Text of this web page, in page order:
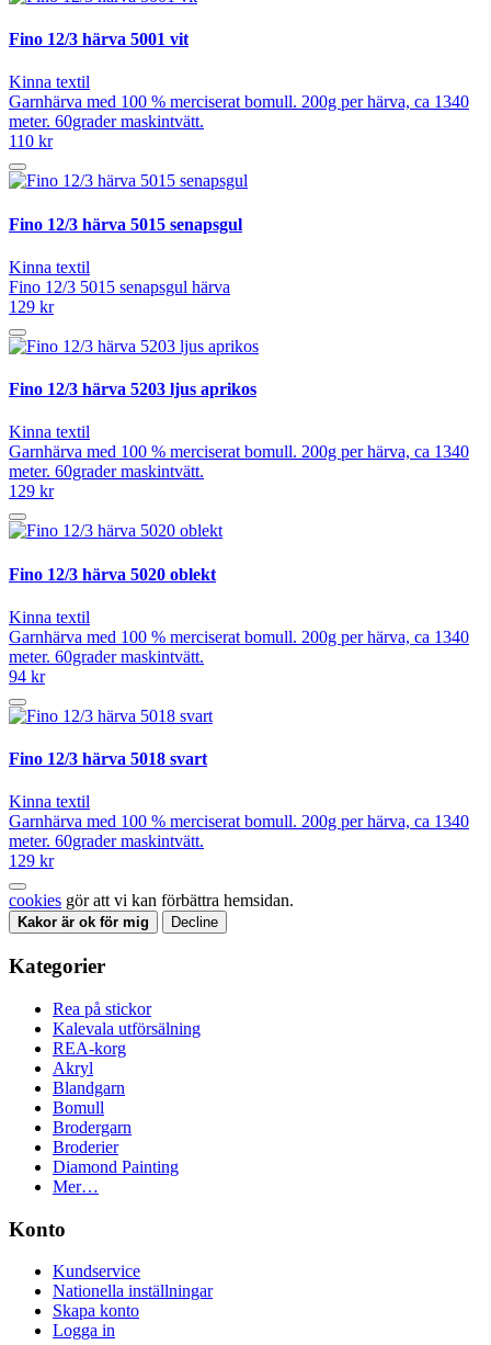
Fino 12/3 härva 5001 vit
Kinna textil
Garnhärva med 100 % merciserat bomull. 200g per härva, ca 1340
meter. 60grader maskintvätt.
110 kr
Fino 12/3 härva 5015 senapsgul
Kinna textil
Fino 12/3 5015 senapsgul härva
129 kr
Fino 12/3 härva 5203 ljus aprikos
Kinna textil
Garnhärva med 100 % merciserat bomull. 200g per härva, ca 1340
meter. 60grader maskintvätt.
129 kr
Fino 12/3 härva 5020 oblekt
Kinna textil
Garnhärva med 100 % merciserat bomull. 200g per härva, ca 1340
meter. 60grader maskintvätt.
94 kr
Fino 12/3 härva 5018 svart
Kinna textil
Garnhärva med 100 % merciserat bomull. 200g per härva, ca 1340
meter. 60grader maskintvätt.
129 kr
cookies gör att vi kan förbättra hemsidan.
Kakor är ok för mig Decline
Kategorier
Rea på stickor
Kalevala utförsälning
REA-korg
Akryl
Blandgarn
Bomull
Brodergarn
Broderier
Diamond Painting
Mer…
Konto
Kundservice
Nationella inställningar
Skapa konto
Logga in